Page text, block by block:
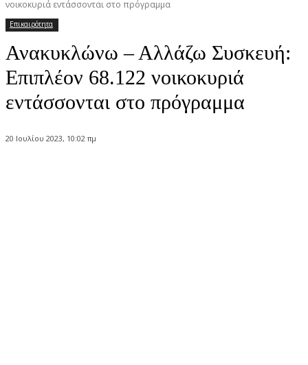
νοικοκυριά εντάσσονται στο πρόγραμμα
Επικαιρότητα
Ανακυκλώνω – Αλλάζω Συσκευή:
Επιπλέον 68.122 νοικοκυριά
εντάσσονται στο πρόγραμμα
20 Ιουλίου 2023, 10:02 πμ